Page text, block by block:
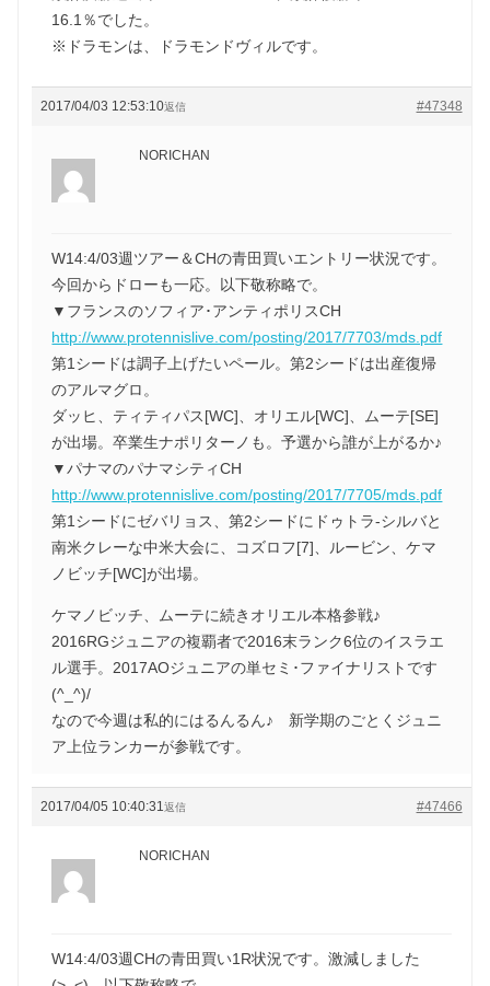
16.1％でした。
※ドラモンは、ドラモンドヴィルです。
2017/04/03 12:53:10 #47348
返信
NORICHAN
W14:4/03週ツアー＆CHの青田買いエントリー状況です。
今回からドローも一応。以下敬称略で。
▼フランスのソフィア･アンティポリスCH
http://www.protennislive.com/posting/2017/7703/mds.pdf
第1シードは調子上げたいペール。第2シードは出産復帰
のアルマグロ。
ダッヒ、ティティパス[WC]、オリエル[WC]、ムーテ[SE]
が出場。卒業生ナポリターノも。予選から誰が上がるか♪
▼パナマのパナマシティCH
http://www.protennislive.com/posting/2017/7705/mds.pdf
第1シードにゼバリョス、第2シードにドゥトラ-シルバと
南米クレーな中米大会に、コズロフ[7]、ルービン、ケマ
ノビッチ[WC]が出場。
ケマノビッチ、ムーテに続きオリエル本格参戦♪
2016RGジュニアの複覇者で2016末ランク6位のイスラエ
ル選手。2017AOジュニアの単セミ･ファイナリストです
(^_^)/
なので今週は私的にはるんるん♪ 新学期のごとくジュニ
ア上位ランカーが参戦です。
2017/04/05 10:40:31 #47466
返信
NORICHAN
W14:4/03週CHの青田買い1R状況です。激減しました